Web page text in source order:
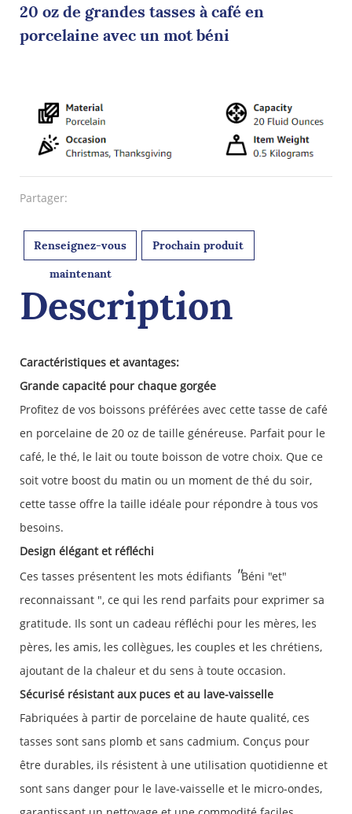
20 oz de grandes tasses à café en
porcelaine avec un mot béni
Partager:
Renseignez-vous
maintenant
Prochain produit
Description
Caractéristiques et avantages:
Grande capacité pour chaque gorgée
Profitez de vos boissons préférées avec cette tasse de café
en porcelaine de 20 oz de taille généreuse. Parfait pour le
café, le thé, le lait ou toute boisson de votre choix. Que ce
soit votre boost du matin ou un moment de thé du soir,
cette tasse offre la taille idéale pour répondre à tous vos
besoins.
Design élégant et réfléchi
Ces tasses présentent les mots édifiants "Béni "et"
reconnaissant ", ce qui les rend parfaits pour exprimer sa
gratitude. Ils sont un cadeau réfléchi pour les mères, les
pères, les amis, les collègues, les couples et les chrétiens,
ajoutant de la chaleur et du sens à toute occasion.
Sécurisé résistant aux puces et au lave-vaisselle
Fabriquées à partir de porcelaine de haute qualité, ces
tasses sont sans plomb et sans cadmium. Conçus pour
être durables, ils résistent à une utilisation quotidienne et
sont sans danger pour le lave-vaisselle et le micro-ondes,